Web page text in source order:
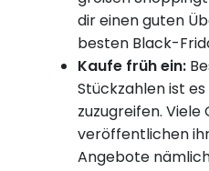
dir einen guten
besten Black-
Kaufe früh ein:
Stückzahlen ist
zuzugreifen. Viele
veröffentlichen
Angebote